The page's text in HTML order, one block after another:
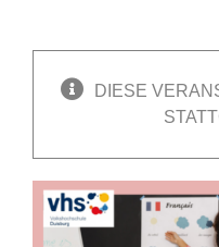
DIESE